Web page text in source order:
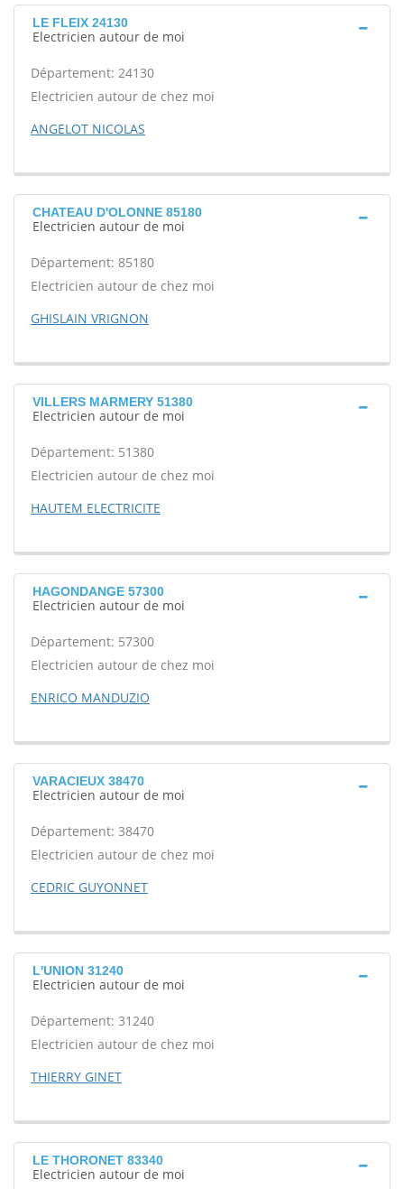
LE FLEIX 24130
Electricien autour de moi
Département: 24130
Electricien autour de chez moi
ANGELOT NICOLAS
CHATEAU D'OLONNE 85180
Electricien autour de moi
Département: 85180
Electricien autour de chez moi
GHISLAIN VRIGNON
VILLERS MARMERY 51380
Electricien autour de moi
Département: 51380
Electricien autour de chez moi
HAUTEM ELECTRICITE
HAGONDANGE 57300
Electricien autour de moi
Département: 57300
Electricien autour de chez moi
ENRICO MANDUZIO
VARACIEUX 38470
Electricien autour de moi
Département: 38470
Electricien autour de chez moi
CEDRIC GUYONNET
L'UNION 31240
Electricien autour de moi
Département: 31240
Electricien autour de chez moi
THIERRY GINET
LE THORONET 83340
Electricien autour de moi